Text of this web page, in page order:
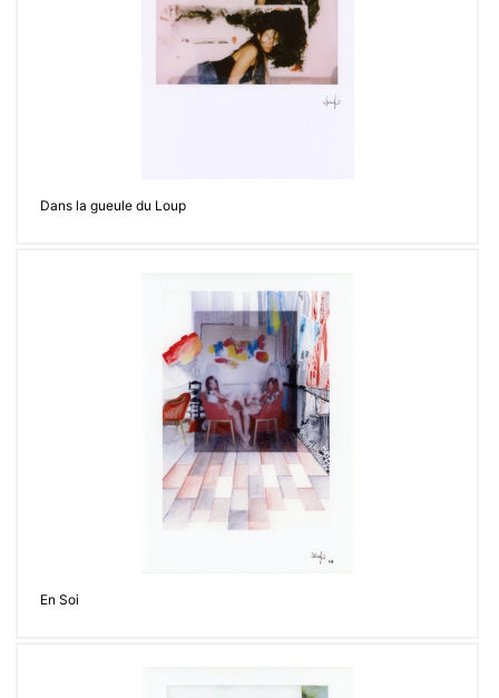
Dans la gueule du Loup
En Soi